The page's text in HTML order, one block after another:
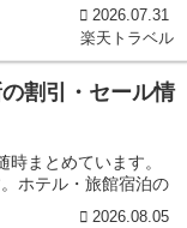
2026.07.31
楽天トラベル
割引・セール情
まとめています。
ホテル・旅館宿泊の
2026.08.05